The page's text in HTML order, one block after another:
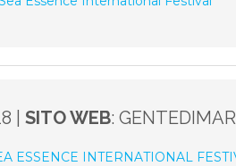
| SITO WEB:
ESSENCE INTERNATIONAL